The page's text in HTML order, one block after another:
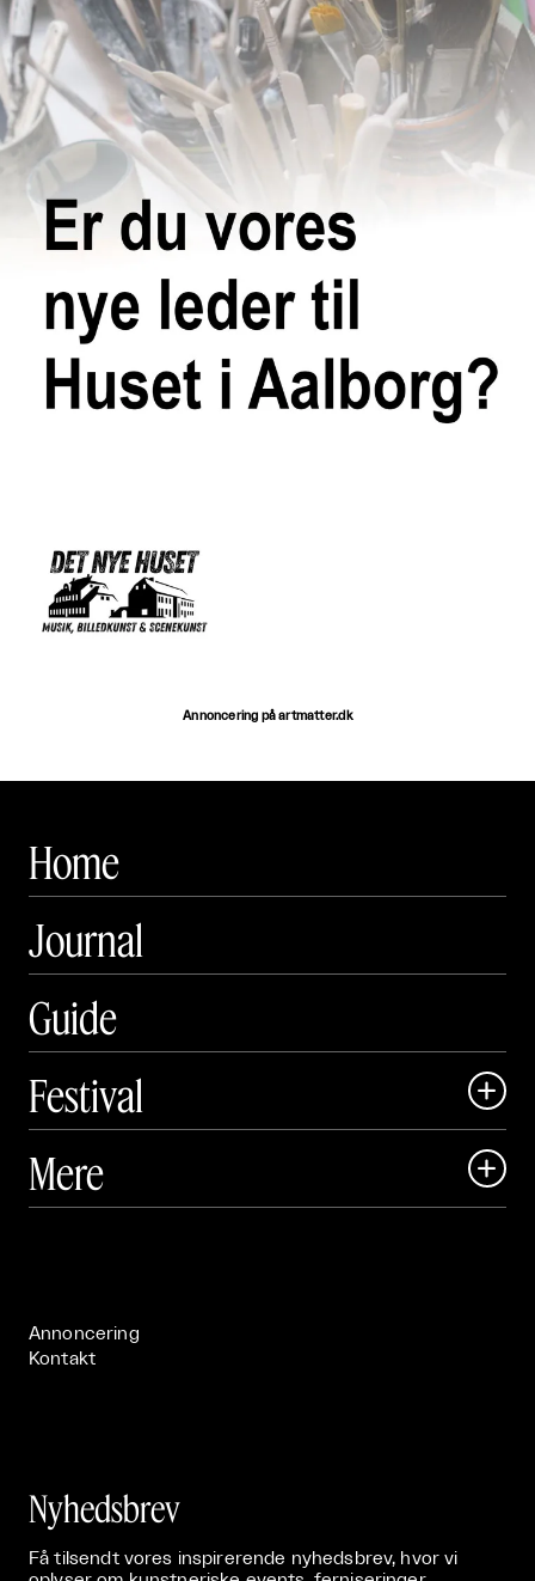
Annoncering på artmatter.dk
Home
Journal
Guide
Festival

 Art Matter Festival
Mere 
Annoncering
Kontakt
Nyhedsbrev
Få tilsendt vores inspirerende nyhedsbrev, hvor vi